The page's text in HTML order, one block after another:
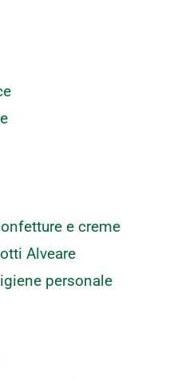
e creme
Alveare
personale